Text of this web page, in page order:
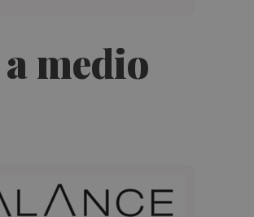
medio